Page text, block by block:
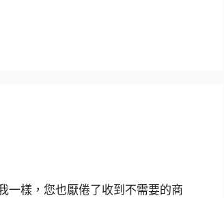
一樣，您也厭倦了收到不需要的商